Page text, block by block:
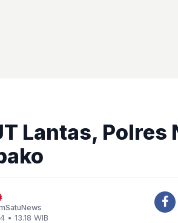
Lantas, Polres
• 13.18 WIB